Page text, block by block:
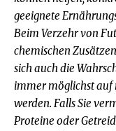
geeignete
Beim Verzehr von
chemischen
sich auch die
immer möglichst auf
werden. Falls Sie
Proteine oder